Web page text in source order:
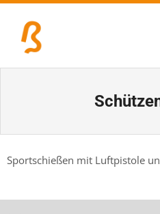
Tage der Industriekultur
Eisenstraßenmuseen
Sportschießen mit Luftpistole